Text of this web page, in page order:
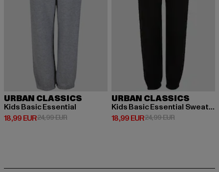
URBAN CLASSICS
Kids Basic Essential
18,99 EUR
Derzeitiger Preis: 18,99 EUR
24,99 EURAktionspreis: 24,99 EUR
URBAN CLASSICS
Kids Basic Essential Sweatpants
18,99 EUR
Derzeitiger Preis: 18,99 EUR
24,99 EURAktionspreis: